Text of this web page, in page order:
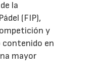
la
(FIP),
y
en
mayor